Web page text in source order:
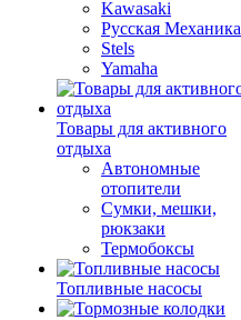
Kawasaki
Русская Механика
Stels
Yamaha
Товары для активного
отдыха
Автономные
отопители
Сумки, мешки,
рюкзаки
Термобоксы
Топливные насосы